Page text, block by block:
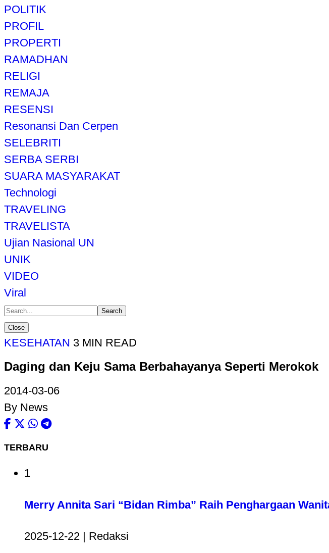
POLITIK
PROFIL
PROPERTI
RAMADHAN
RELIGI
REMAJA
RESENSI
Resonansi Dan Cerpen
SELEBRITI
SERBA SERBI
SUARA MASYARAKAT
Technologi
TRAVELING
TRAVELISTA
Ujian Nasional UN
UNIK
VIDEO
Viral
Search
Close
KESEHATAN 3 MIN READ
Daging dan Keju Sama Berbahayanya Seperti Merokok
2014-03-06
By News
TERBARU
1
Merry Annita Sari “Bidan Rimba” Raih Penghargaan
2025-12-22 | Redaksi